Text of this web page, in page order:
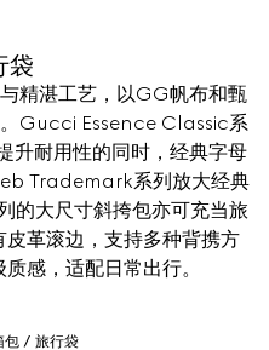
袋
精湛工艺，以GG帆布和甄
Gucci Essence Classic系
升耐用性的同时，经典字母
Trademark系列放大经典
的大尺寸斜挎包亦可充当旅
革滚边，支持多种背携方
感，适配日常出行。
包 旅行袋